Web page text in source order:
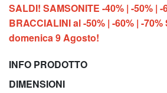
SALDI! SAMSONITE -40% | -50% | -
BRACCIALINI al -50% | -60% | -
domenica 9 Agosto!
INFO PRODOTTO
DIMENSIONI